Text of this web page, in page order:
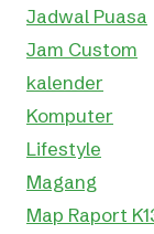
Jadwal Puasa
Jam Custom
kalender
Komputer
Lifestyle
Magang
Map Raport